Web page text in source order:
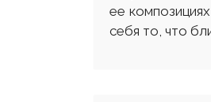
ее
себя то, что